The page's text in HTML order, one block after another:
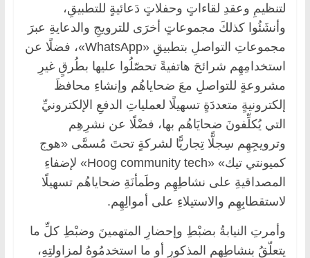
لتنظيمِ وعقدِ لقاءاتٍ وحفلاتٍ دَعائيةٍ للتطبيقِ،
وأنشَئُوا كذلكَ مجموعاتٍ أخرَى للترويجِ والدعايةِ عبرَ
مجموعاتِ التواصلِ بتطبيقِ «WhatsApp»، فضلًا عن
استخدامِهِم شرائحَ هاتفيةً تحصّلُوا عليها بطُرقٍ غيرِ
مشروعةٍ للتواصلِ معَ ضحاياهُم وإنشاءِ محافظَ
إلكترونيةٍ متعددَةٍ تسهيلًا لعملياتِ الدفعِ الإلكترونيِّ
التي يُكلِّفونَ ضحايَاهُم بها، فضْلًا عن نشرِهِم
وترويجِهِم سِجلًّا تِجاريًّا لشركةٍ تحتَ مُسمَّى «هوج
كميونتي تيك» «Hoog community tech» لإضفاءِ
المصداقيةِ على نشاطِهِم وطَمأنَةِ ضحاياهُم تسهيلًا
لاستقطابِهِم والاستيلاءِ على أموالِهِم.
وأمرتِ النيابةُ بضبْطِ وإحضارِ المتهمينَ وضبْطِ كلِّ ما
يتعلّقُ بنشاطِهِم المذكورِ أو ما استخدمُوهُ لمزاولتِهِ،